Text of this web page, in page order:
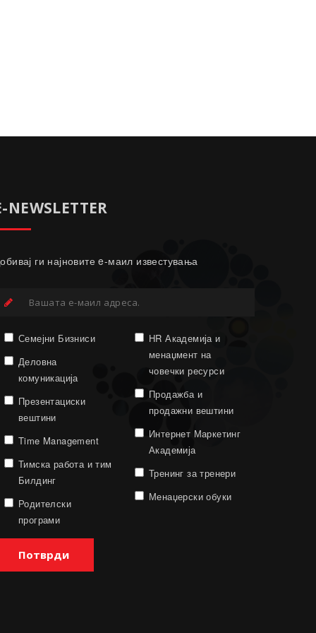
NEWSLETTER
ги најновите e-маил известувања
Семејни Бизниси
Деловна
комуникација
Презентациски
вештини
Time Management
Тимска работа и тим
Билдинг
Родителски
програми
HR Академија и
менаџмент на
човечки ресурси
Продажба и
продажни вештини
Интернет Маркетинг
Академија
Тренинг за тренери
Менаџерски обуки